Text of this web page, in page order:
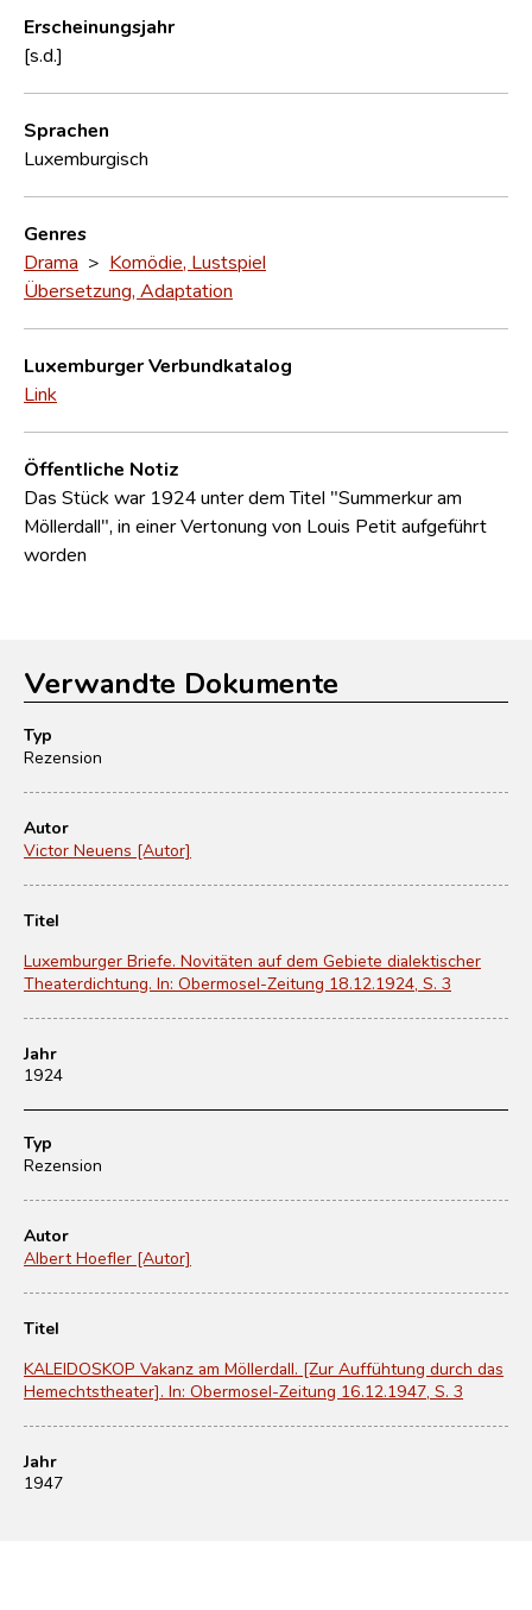
Erscheinungsjahr
[s.d.]
Sprachen
Luxemburgisch
Genres
Drama > Komödie, Lustspiel
Übersetzung, Adaptation
Luxemburger Verbundkatalog
Link
Öffentliche Notiz
Das Stück war 1924 unter dem Titel "Summerkur am
Möllerdall", in einer Vertonung von Louis Petit aufgeführt
worden
Verwandte Dokumente
Typ
Rezension
Autor
Victor Neuens [Autor]
Titel
Luxemburger Briefe. Novitäten auf dem Gebiete dialektischer
Theaterdichtung. In: Obermosel-Zeitung 18.12.1924, S. 3
Jahr
1924
Typ
Rezension
Autor
Albert Hoefler [Autor]
Titel
KALEIDOSKOP Vakanz am Möllerdall. [Zur Auffühtung durch das
Hemechtstheater]. In: Obermosel-Zeitung 16.12.1947, S. 3
Jahr
1947